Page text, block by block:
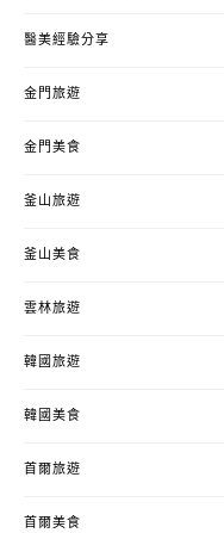
醫美經驗分享
金門旅遊
金門美食
釜山旅遊
釜山美食
雲林旅遊
韓國旅遊
韓國美食
首爾旅遊
首爾美食